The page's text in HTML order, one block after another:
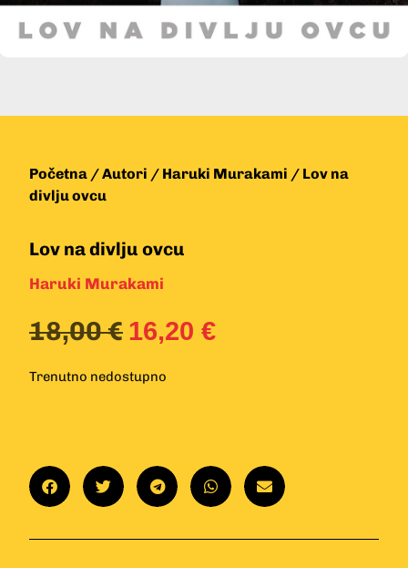
Početna /Autori / Haruki Murakami / Lov na
divlju ovcu
Lov na divlju ovcu
Haruki Murakami
18,00€ 16,20 €
Trenutno nedostupno